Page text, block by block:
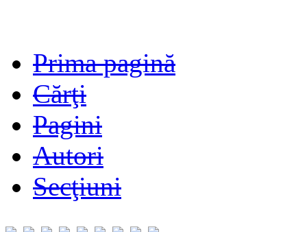
Prima pagină
Cărţi
Pagini
Autori
Secţiuni